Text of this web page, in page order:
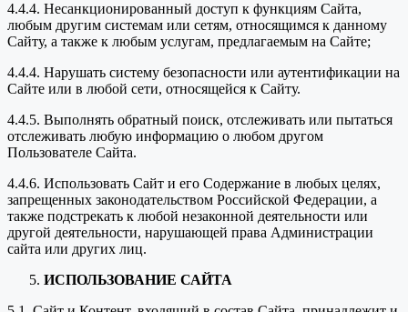
4.4.4. Несанкционированный доступ к функциям Сайта,
любым другим системам или сетям, относящимся к данному
Сайту, а также к любым услугам, предлагаемым на Сайте;
4.4.4. Нарушать систему безопасности или аутентификации на
Сайте или в любой сети, относящейся к Сайту.
4.4.5. Выполнять обратный поиск, отслеживать или пытаться
отслеживать любую информацию о любом другом
Пользователе Сайта.
4.4.6. Использовать Сайт и его Содержание в любых целях,
запрещенных законодательством Российской Федерации, а
также подстрекать к любой незаконной деятельности или
другой деятельности, нарушающей права Администрации
сайта или других лиц.
ИСПОЛЬЗОВАНИЕ САЙТА